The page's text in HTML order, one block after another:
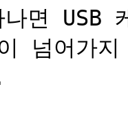
면 USB
넘어가지